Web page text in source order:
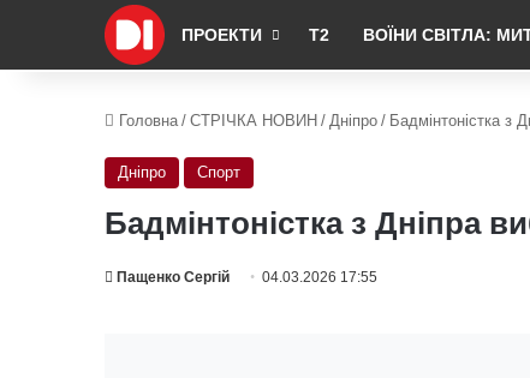
ПРОЕКТИ Т2 ВОЇНИ СВІТЛА:
Головна / СТРІЧКА НОВИН / Дніпро / Бадмінтоністка з
Дніпро Спорт
Бадмінтоністка з Дніпра
Пащенко Сергій 04.03.2026 17:55